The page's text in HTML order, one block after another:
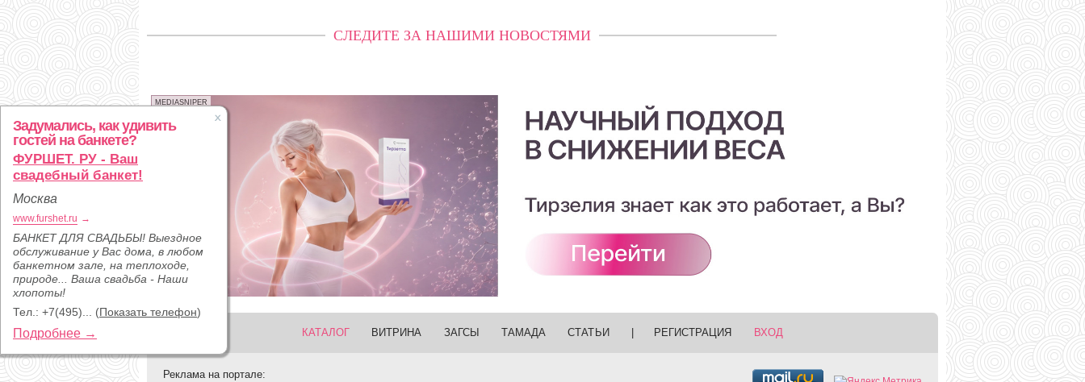
Задумались, как удивить
гостей на банкете?
ФУРШЕТ. РУ - Ваш
свадебный банкет!
Москва
www.furshet.ru →
БАНКЕТ ДЛЯ СВАДЬБЫ! Выездное
обслуживание у Вас дома, в любом
банкетном зале, на теплоходе,
природе... Ваша свадьба - Наши
хлопоты!
Тел.: +7(495)... (Показать телефон)
Подробнее →
СЛЕДИТЕ ЗА НАШИМИ НОВОСТЯМИ
MEDIASNIPER
КАТАЛОГ ВИТРИНА ЗАГСЫ ТАМАДА СТАТЬИ РЕГИСТРАЦИЯ ВХОД
Реклама на портале: